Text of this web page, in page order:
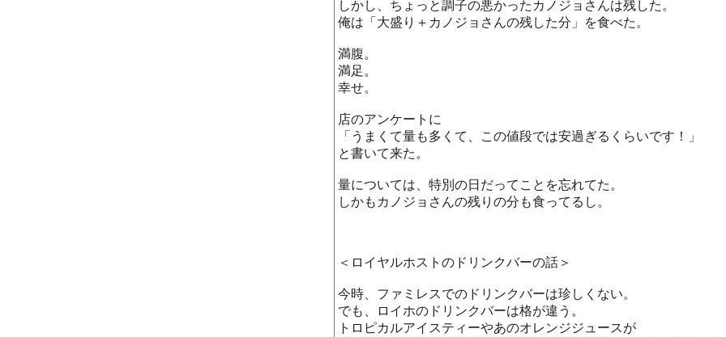
しかし、ちょっと調子の悪かったカノジョさんは残した。
俺は「大盛り＋カノジョさんの残した分」を食べた。
満腹。
満足。
幸せ。
店のアンケートに
「うまくて量も多くて、この値段では安過ぎるくらいです！」
と書いて来た。
量については、特別の日だってことを忘れてた。
しかもカノジョさんの残りの分も食ってるし。
＜ロイヤルホストのドリンクバーの話＞
今時、ファミレスでのドリンクバーは珍しくない。
でも、ロイホのドリンクバーは格が違う。
トロピカルアイスティーやあのオレンジジュースが